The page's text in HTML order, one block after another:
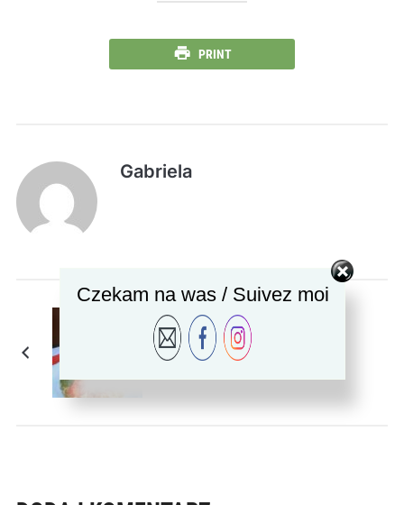
PRINT
Gabriela
Walentynkowe Menu
Czekam na was / Suivez moi